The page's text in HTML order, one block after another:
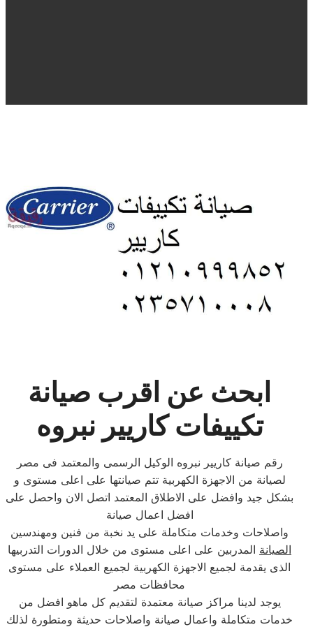
ابحث عن اقرب صيانة
تكييفات كاريير نبروه
رقم صيانة كاريير نبروه الوكيل الرسمى والمعتمد فى مصر
لصيانة من الاجهزة الكهربية تتم صيانتها على اعلى مستوى و
بشكل جيد وافضل على الاطلاق المعتمد اتصل الان واحصل على
افضل اعمال صيانة
واصلاحات وخدمات متكاملة على يد نخبة من فنين ومهندسين
الصيانة المدربين على اعلى مستوى من خلال الدورات التدربيها
الذى يقدمة لجميع الاجهزة الكهربية لجميع العملاء على مستوى
محافظات مصر
يوجد لدينا مراكز صيانة معتمدة لتقديم كل ماهو افضل من
خدمات متكاملة واعمال صيانة واصلاحات حديثة ومتطورة لذلك